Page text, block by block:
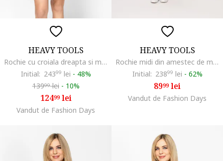
HEAVY TOOLS
Rochie cu croiala dreapta si model uni Velje, Bleumarin
Initial: 24399 lei - 48%
13999lei - 10%
12499lei
Vandut de Fashion Days
HEAVY TOOLS
Rochie midi din amestec de modal cu model in dungi Vivero, Alb/Bleumarin
Initial: 23899 lei - 62%
8999lei
Vandut de Fashion Days